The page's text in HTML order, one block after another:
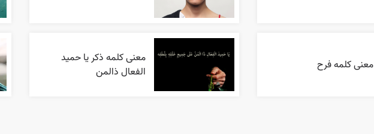
معنی کلمه فرح
معنی کلمه ذکر یا حمید
الفعال ذالمن